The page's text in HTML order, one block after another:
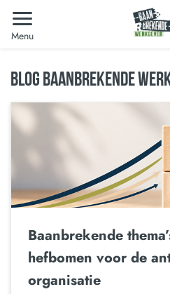
Menu
BLOG BAANBREKENDE
Baanbrekende
hefbomen voor de
organisatie